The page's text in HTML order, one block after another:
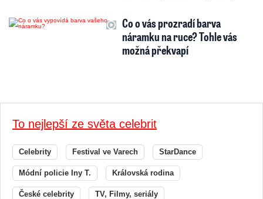
Co o vás prozradí barva
náramku na ruce? Tohle vás
možná překvapí
To nejlepší ze světa celebrit
Celebrity Festival ve Varech StarDance
Módní policie Iny T. Královská rodina
České celebrity TV, Filmy, seriály